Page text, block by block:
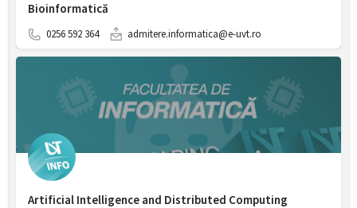
Bioinformatică
0256 592 364 admitere.informatica@e-uvt.ro
Artificial Intelligence and Distributed Computing